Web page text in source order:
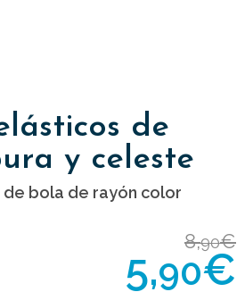
de
y celeste
bola de rayón color
8,90€
5,90€